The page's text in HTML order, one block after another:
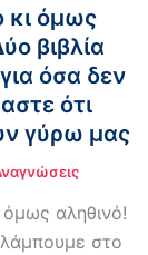
κι όμως
βιβλία
όσα δεν
ότι
γύρω μας
όμως αληθινό!
στο